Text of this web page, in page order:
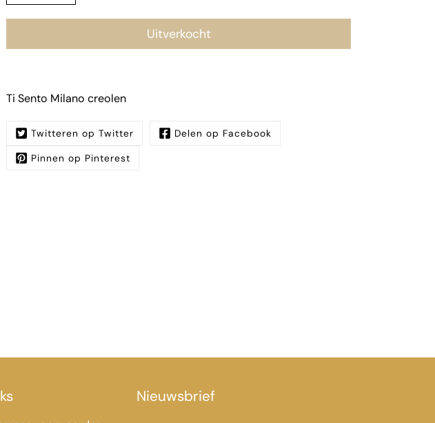
Uitverkocht
Ti Sento Milano creolen
Twitteren op Twitter
Delen op Facebook
Pinnen op Pinterest
Nieuwsbrief